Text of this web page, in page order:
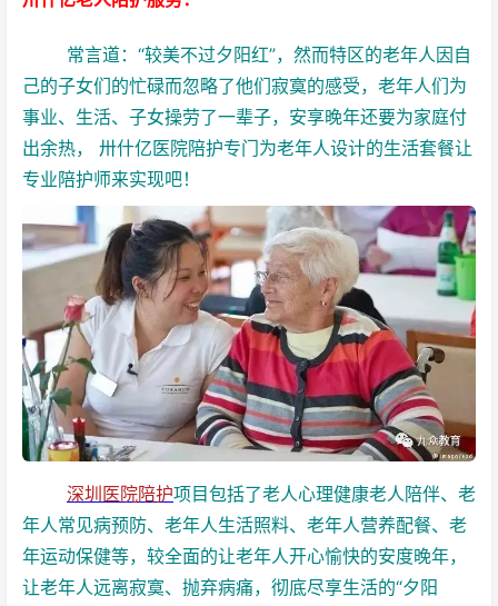
常言道：“较美不过夕阳红”，然而特区的老年人因自
己的子女们的忙碌而忽略了他们寂寞的感受，老年人们为
事业、生活、子女操劳了一辈子，安享晚年还要为家庭付
出余热， 卅什亿医院陪护专门为老年人设计的生活套餐让
专业陪护师来实现吧！
深圳医院陪护项目包括了老人心理健康老人陪伴、老
年人常见病预防、老年人生活照料、老年人营养配餐、老
年运动保健等，较全面的让老年人开心愉快的安度晚年，
让老年人远离寂寞、抛弃病痛，彻底尽享生活的“夕阳